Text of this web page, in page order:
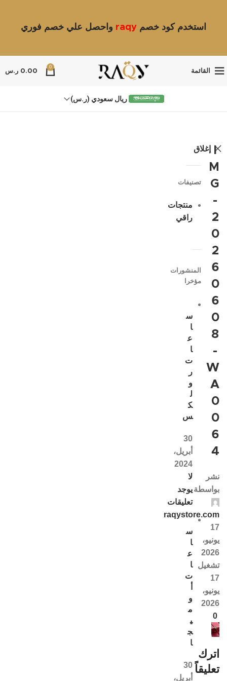
استخدم كود خصم raqy واحصل علي خصم فوري
القائمة
0
0.00 ر.س
ريال سعودي (ر.س)
I
M
G
-
2
0
2
6
0
6
0
8
-
W
A
0
0
6
4
نشر
بواسطة
raqystore.com
17
يونيو،
2026
تشغيل
17
يونيو،
2026
0
اترك
تعليقاً
إغلاق
تصنيفات
منتجات
راقي
المنشورات
مؤخرا
س
ا
ع
ا
ت
ر
و
ل
ك
س
30
أبريل،
2024
لا
يوجد
تعليقات
س
ا
ع
ا
ت
و
م
ي
ج
ا
30
أبريل،